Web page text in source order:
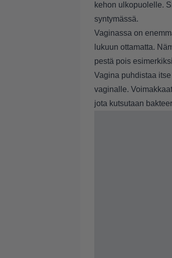
kehon ulkopuolelle.
syntymässä.
Vaginassa on
lukuun ottamatta.
pestä pois
Vagina puhdistaa
vaginalle.
jota kutsutaan